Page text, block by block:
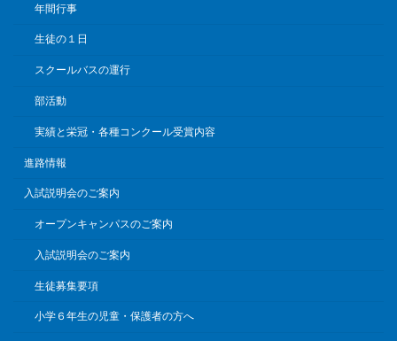
年間行事
生徒の１日
スクールバスの運行
部活動
実績と栄冠・各種コンクール受賞内容
進路情報
入試説明会のご案内
オープンキャンパスのご案内
入試説明会のご案内
生徒募集要項
小学６年生の児童・保護者の方へ